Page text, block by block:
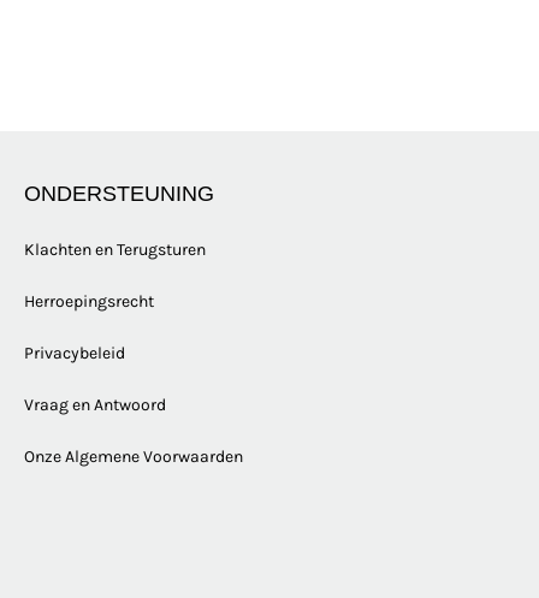
ONDERSTEUNING
Klachten en Terugsturen
Herroepingsrecht
Privacybeleid
Vraag en Antwoord
Onze Algemene Voorwaarden